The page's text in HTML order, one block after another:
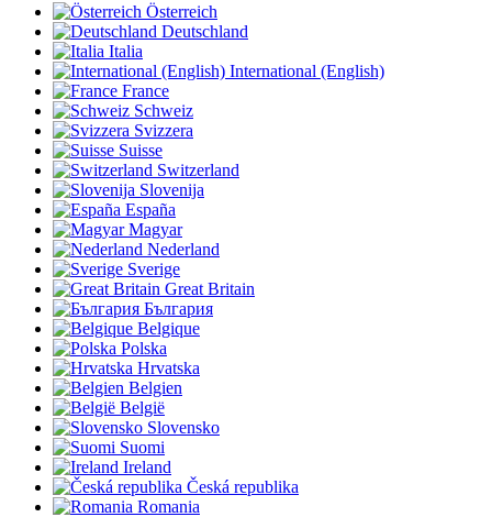
Österreich
Deutschland
Italia
International (English)
France
Schweiz
Svizzera
Suisse
Switzerland
Slovenija
España
Magyar
Nederland
Sverige
Great Britain
България
Belgique
Polska
Hrvatska
Belgien
België
Slovensko
Suomi
Ireland
Česká republika
Romania